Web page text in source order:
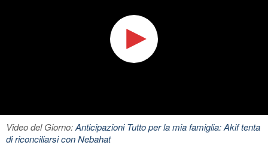
Video del Giorno:Anticipazioni Tutto per la mia famiglia: Akif tenta
di riconciliarsi con Nebahat